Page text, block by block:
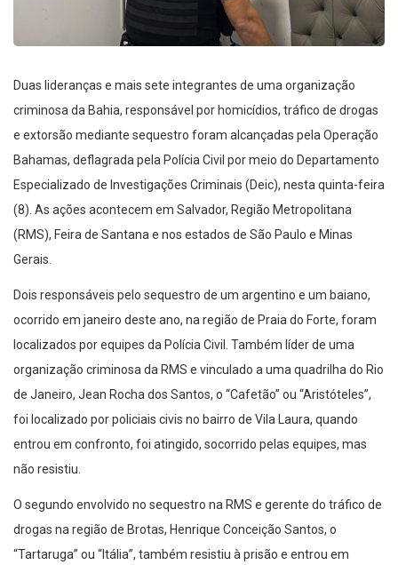
Duas lideranças e mais sete integrantes de uma organização
criminosa da Bahia, responsável por homicídios, tráfico de drogas
e extorsão mediante sequestro foram alcançadas pela Operação
Bahamas, deflagrada pela Polícia Civil por meio do Departamento
Especializado de Investigações Criminais (Deic), nesta quinta-feira
(8). As ações acontecem em Salvador, Região Metropolitana
(RMS), Feira de Santana e nos estados de São Paulo e Minas
Gerais.
Dois responsáveis pelo sequestro de um argentino e um baiano,
ocorrido em janeiro deste ano, na região de Praia do Forte, foram
localizados por equipes da Polícia Civil. Também líder de uma
organização criminosa da RMS e vinculado a uma quadrilha do Rio
de Janeiro, Jean Rocha dos Santos, o “Cafetão” ou “Aristóteles”,
foi localizado por policiais civis no bairro de Vila Laura, quando
entrou em confronto, foi atingido, socorrido pelas equipes, mas
não resistiu.
O segundo envolvido no sequestro na RMS e gerente do tráfico de
drogas na região de Brotas, Henrique Conceição Santos, o
“Tartaruga” ou “Itália”, também resistiu à prisão e entrou em